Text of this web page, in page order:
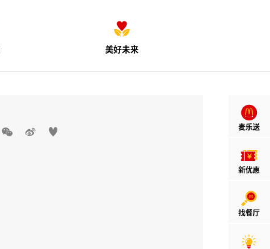
美好未来
麦乐送
新优惠
找餐厅
  